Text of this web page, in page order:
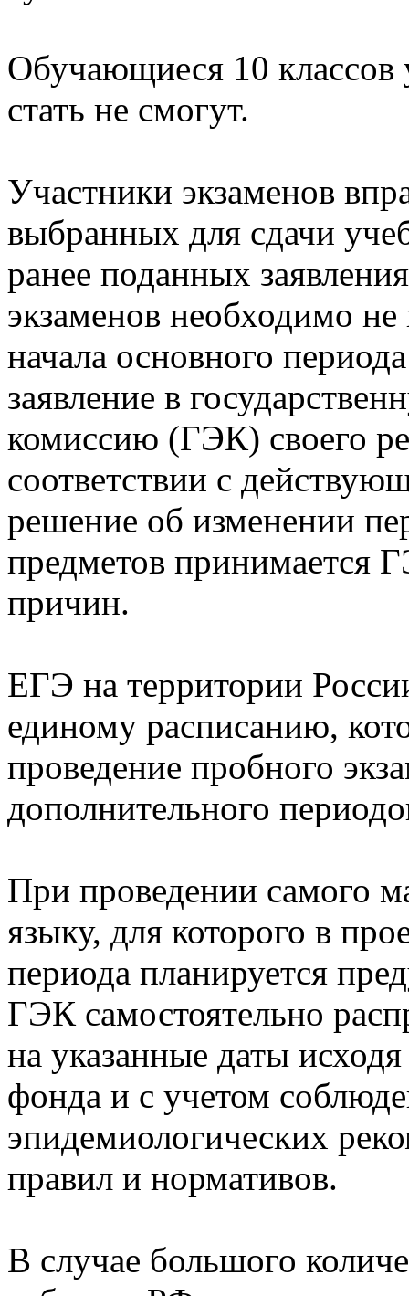
Обучающиеся 10
стать не смогут.
Участники экзаменов
выбранных для сдачи
ранее поданных
экзаменов необходимо
начала основного
заявление в
комиссию (ГЭК) своего
соответствии с
решение об изменении
предметов принимается
причин.
ЕГЭ на территории
единому расписанию,
проведение пробного
дополнительного
При проведении самого
языку, для которого в
периода планируется
ГЭК самостоятельно
на указанные даты
фонда и с учетом
эпидемиологических
правил и нормативов.
В случае большого